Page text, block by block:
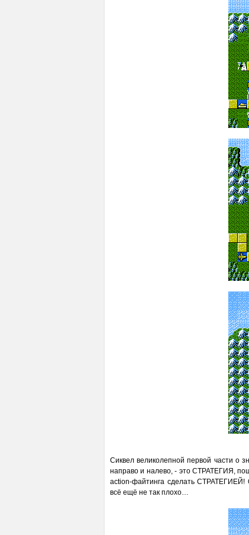
Сиквел великолепной первой части о
направо и налево, - это СТРАТЕГИЯ,
action-файтинга сделать
всё ещё не так плохо…